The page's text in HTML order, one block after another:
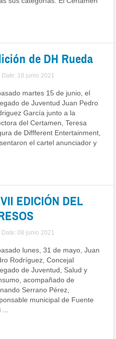
de DH Rueda
Date: 18 junio 2021
martes 15 de junio, el
de Juventud Juan Pedro
García junto a la
del Certamen, Teresa
de Diffferent Entertainment,
el cartel anunciador y
EDICIÓN DEL
Date: 08 junio 2021
lunes, 31 de mayo, Juan
Rodríguez, Concejal
de Juventud, Salud y
acompañado de
Serrano Pérez,
municipal de Fuente
...